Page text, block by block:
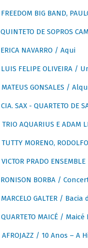
FREEDOM BIG BAND,
QUINTETO DE SOPROS
ERICA NAVARRO / Aqui
LUIS FELIPE OLIVEIRA /
MATEUS GONSALES /
CIA. SAX - QUARTETO
TRIO AQUARIUS E
TUTTY MORENO,
VICTOR PRADO
RONISON BORBA /
MARCELO GALTER / Bacia
QUARTETO MAICÉ / Maicé
AFROJAZZ / 10 Anos – A